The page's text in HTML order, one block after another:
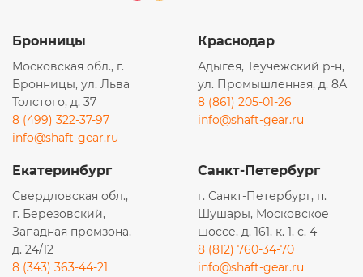
Бронницы
Московская обл., г.
Бронницы, ул. Льва
Толстого, д. 37
8 (499) 322-37-97
info@shaft-gear.ru
Краснодар
Адыгея, Теучежский р-н,
ул. Промышленная, д. 8А
8 (861) 205-01-26
info@shaft-gear.ru
Екатеринбург
Свердловская обл.,
г. Березовский,
Западная промзона,
д. 24/12
8 (343) 363-44-21
Санкт-Петербург
г. Санкт-Петербург, п.
Шушары, Московское
шоссе, д. 161, к. 1, с. 4
8 (812) 760-34-70
info@shaft-gear.ru